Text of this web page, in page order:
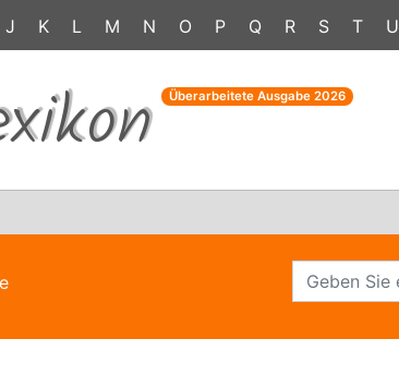
J K L M N O P Q R S T U
Überarbeitete Ausgabe 2026